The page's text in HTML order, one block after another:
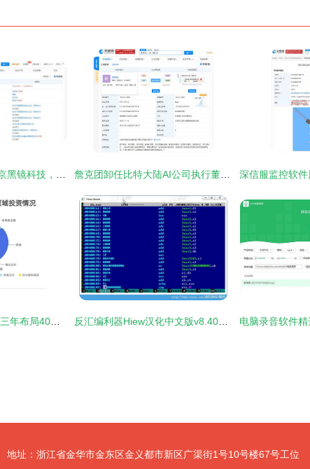
地址：浙江省金华市金东区金义都市新区广渠街1号10号楼67号工位